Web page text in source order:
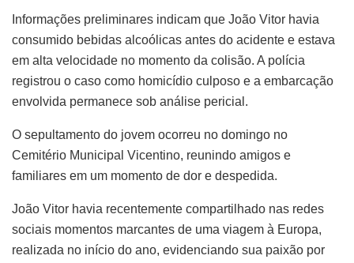
Informações preliminares indicam que João Vitor havia
consumido bebidas alcoólicas antes do acidente e estava
em alta velocidade no momento da colisão. A polícia
registrou o caso como homicídio culposo e a embarcação
envolvida permanece sob análise pericial.
O sepultamento do jovem ocorreu no domingo no
Cemitério Municipal Vicentino, reunindo amigos e
familiares em um momento de dor e despedida.
João Vitor havia recentemente compartilhado nas redes
sociais momentos marcantes de uma viagem à Europa,
realizada no início do ano, evidenciando sua paixão por